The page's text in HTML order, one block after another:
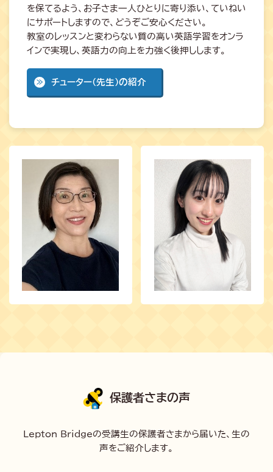
を保てるよう、お子さま一人ひとりに寄り添い、ていねい
にサポートしますので、どうぞご安心ください。
教室のレッスンと変わらない質の高い英語学習をオンラ
インで実現し、英語力の向上を力強く後押しします。
チューター（先生）の紹介
保護者さまの声
Lepton Bridgeの受講生の保護者さまから届いた、生の
声をご紹介します。